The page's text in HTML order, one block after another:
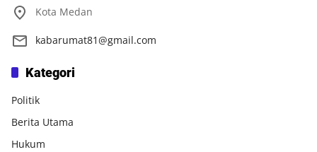
Kota Medan
kabarumat81@gmail.com
Kategori
Politik
Berita Utama
Hukum